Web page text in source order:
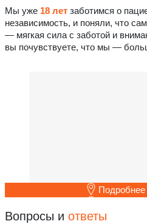
Мы уже 18 лет заботимся о
независимость, и поняли, что
— мягкая сила с заботой и
вы почувствуете, что мы —
Подробнее
Вопросы и ответы